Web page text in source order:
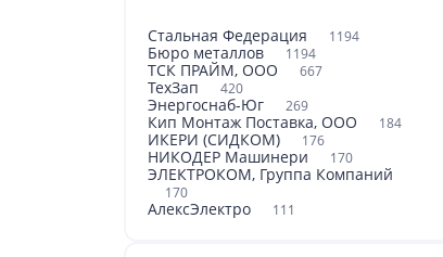
Стальная Федерация 1194
Бюро металлов 1194
ТСК ПРАЙМ, ООО 667
ТехЗап 420
Энергоснаб-Юг 269
Кип Монтаж Поставка, ООО 184
ИКЕРИ (СИДКОМ) 176
НИКОДЕР Машинери 170
ЭЛЕКТРОКОМ, Группа Компаний
170
АлексЭлектро 111